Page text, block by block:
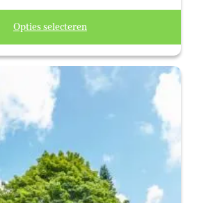
€ 0,89
totOpties selecteren